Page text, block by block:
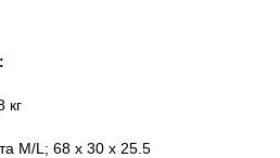
кг
M/L; 68 х 30 х 25.5